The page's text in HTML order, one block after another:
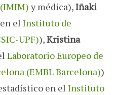
y médica),Iñaki
el Instituto de
UPF)),Kristina
Laboratorio Europeo de
(EMBL Barcelona))
en el Instituto